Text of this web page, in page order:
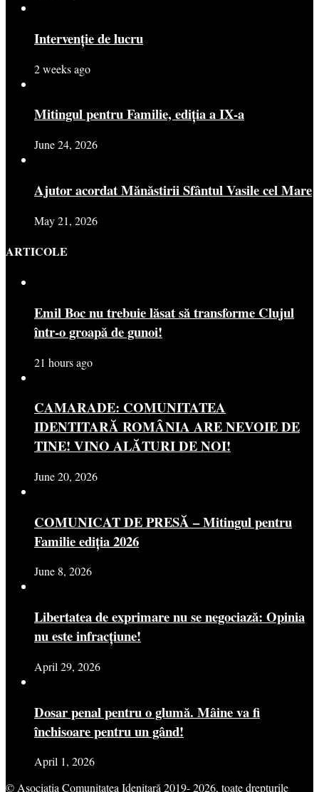
Intervenție de lucru
2 weeks ago
Mitingul pentru Familie, ediția a IX-a
June 24, 2026
Ajutor acordat Mănăstirii Sfântul Vasile cel Mare
May 21, 2026
ARTICOLE
Emil Boc nu trebuie lăsat să transforme Clujul
într-o groapă de gunoi!
21 hours ago
CAMARADE: COMUNITATEA
IDENTITARĂ ROMÂNIA ARE NEVOIE DE
TINE! VINO ALĂTURI DE NOI!
June 20, 2026
COMUNICAT DE PRESĂ – Mitingul pentru
Familie ediția 2026
June 8, 2026
Libertatea de exprimare nu se negociază: Opinia
nu este infracțiune!
April 29, 2026
Dosar penal pentru o glumă. Mâine va fi
închisoare pentru un gând!
April 1, 2026
© Asociația Comunitatea Idenitară 2019- 2026, toate drepturile